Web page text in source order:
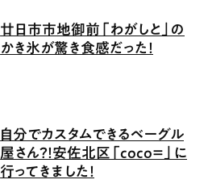
廿日市市地御前「わがしと」の
かき氷が驚き食感だった！
自分でカスタムできるベーグル
屋さん？！安佐北区「coco＝」に
行ってきました！